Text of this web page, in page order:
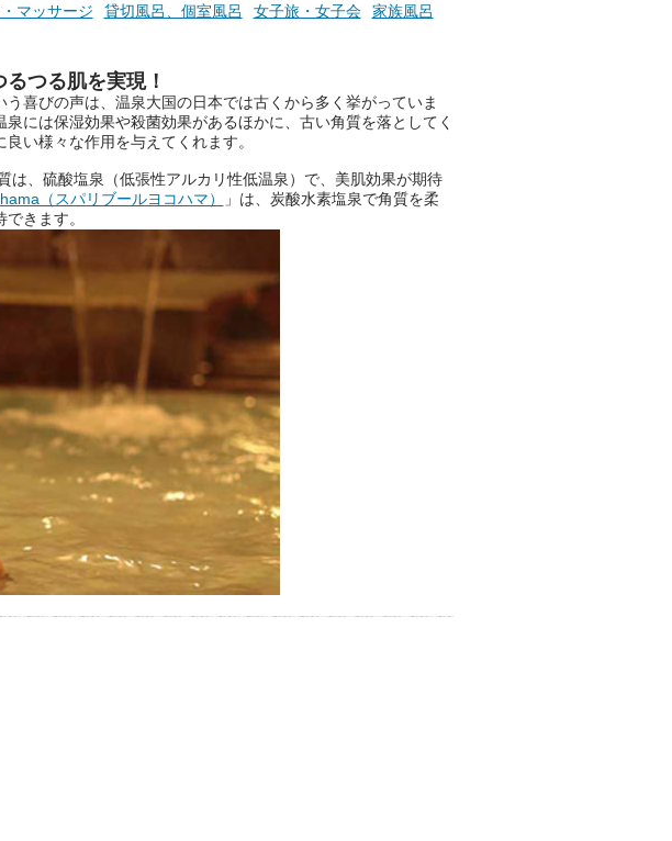
マッサージ 貸切風呂、個室風呂 女子旅・女子会
家族風呂
つる肌を実現！
う喜びの声は、温泉大国の日本では古くから多く挙がっていま
には保湿効果や殺菌効果があるほかに、古い角質を落としてく
い様々な作用を与えてくれます。
は、硫酸塩泉（低張性アルカリ性低温泉）で、美肌効果が期待
（スパリブールヨコハマ）
」は、炭酸水素塩泉で角質を柔
きます。